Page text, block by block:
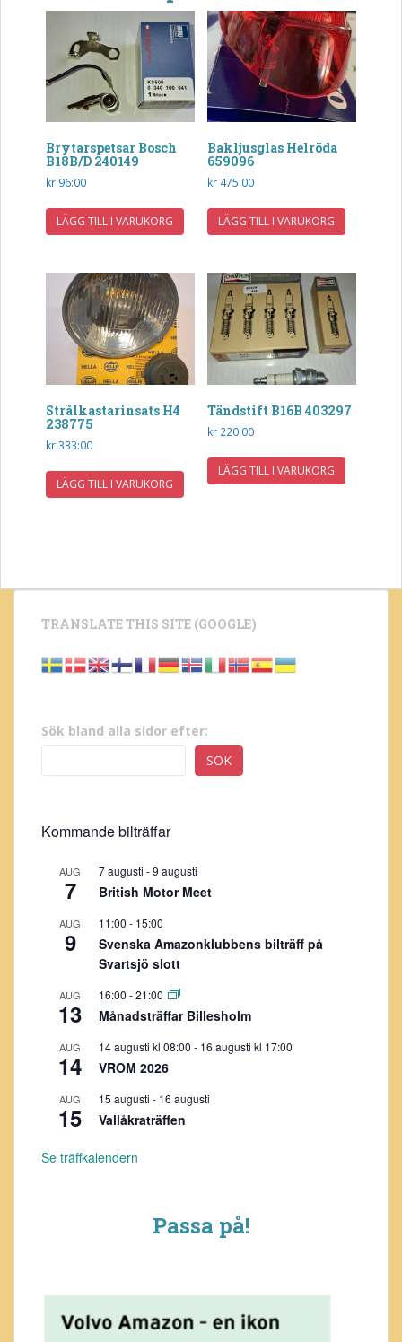
Brytarspetsar Bosch
B18B/D 240149
kr 96:00
LÄGG TILL I VARUKORG
Bakljusglas Helröda
659096
kr475:00
LÄGG TILL I VARUKORG
Strålkastarinsats H4
238775
kr333:00
LÄGG TILL I VARUKORG
Tändstift B16B 403297
kr220:00
LÄGG TILL I VARUKORG
TRANSLATE THIS SITE (GOOGLE)
Sök bland alla sidor efter:
SÖK
Kommande bilträffar
AUG
7
7 augusti -9 augusti
British Motor Meet
AUG
9
11:00 - 15:00
Svenska Amazonklubbens bilträff på
Svartsjö slott
AUG
13
16:00 -21:00
Månadsträffar Billesholm
AUG
14
14 augusti kl 08:00 - 16 augusti kl 17:00
VROM 2026
AUG
15
15 augusti - 16 augusti
Vallåkraträffen
Se träffkalendern
Passa på!